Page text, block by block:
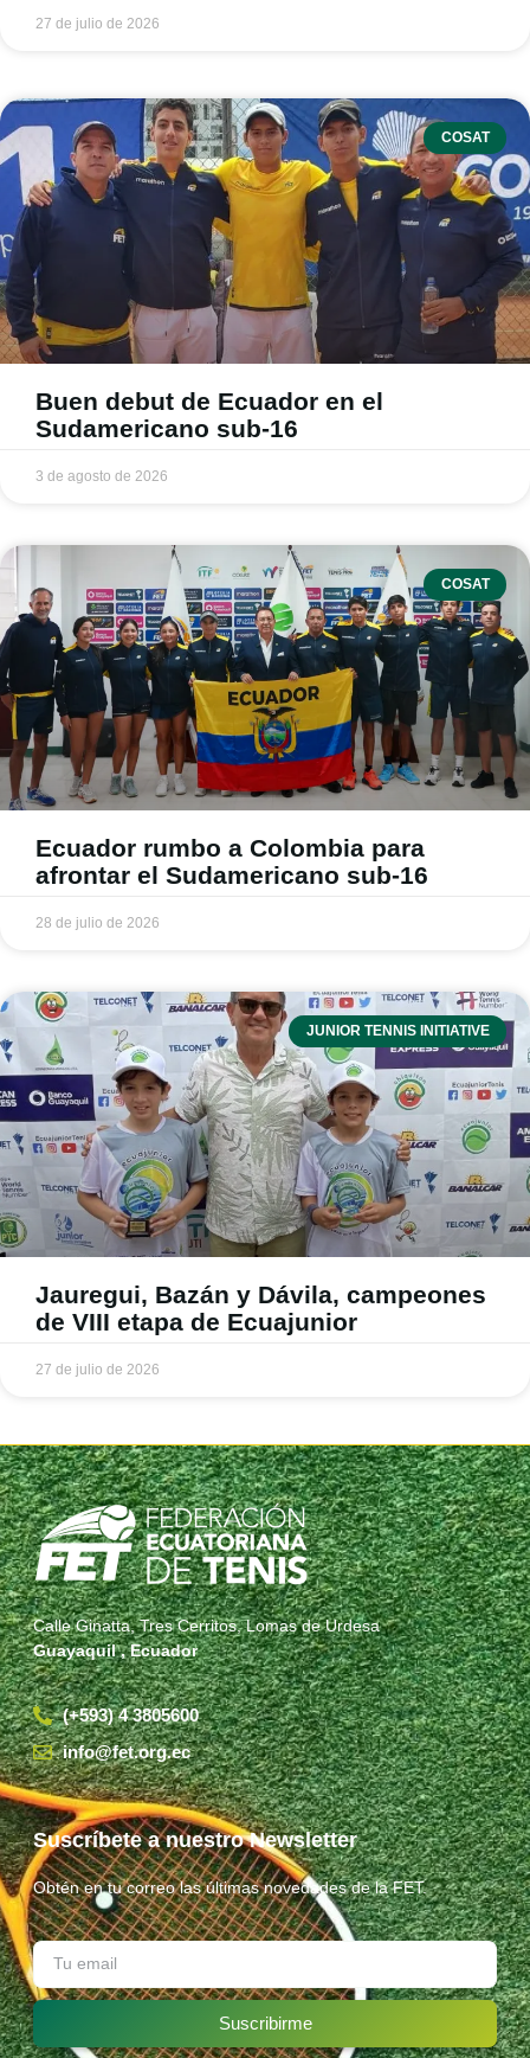
27 de julio de 2026
COSAT
Buen debut de Ecuador en el
Sudamericano sub-16
3 de agosto de 2026
COSAT
Ecuador rumbo a Colombia para
afrontar el Sudamericano sub-16
28 de julio de 2026
JUNIOR TENNIS INITIATIVE
Jauregui, Bazán y Dávila, campeones
de VIII etapa de Ecuajunior
27 de julio de 2026
Calle Ginatta, Tres Cerritos, Lomas de Urdesa
Guayaquil , Ecuador
(+593) 4 3805600
info@fet.org.ec
Suscríbete a nuestro Newsletter
Obtén en tu correo las últimas novedades de la FET.
Suscribirme